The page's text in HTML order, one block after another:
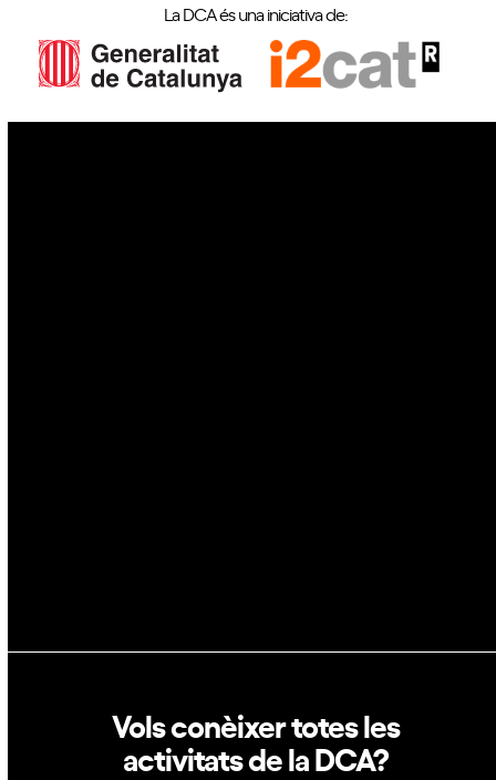
La DCA és una iniciativa de:
Vols conèixer totes les
activitats de la DCA?